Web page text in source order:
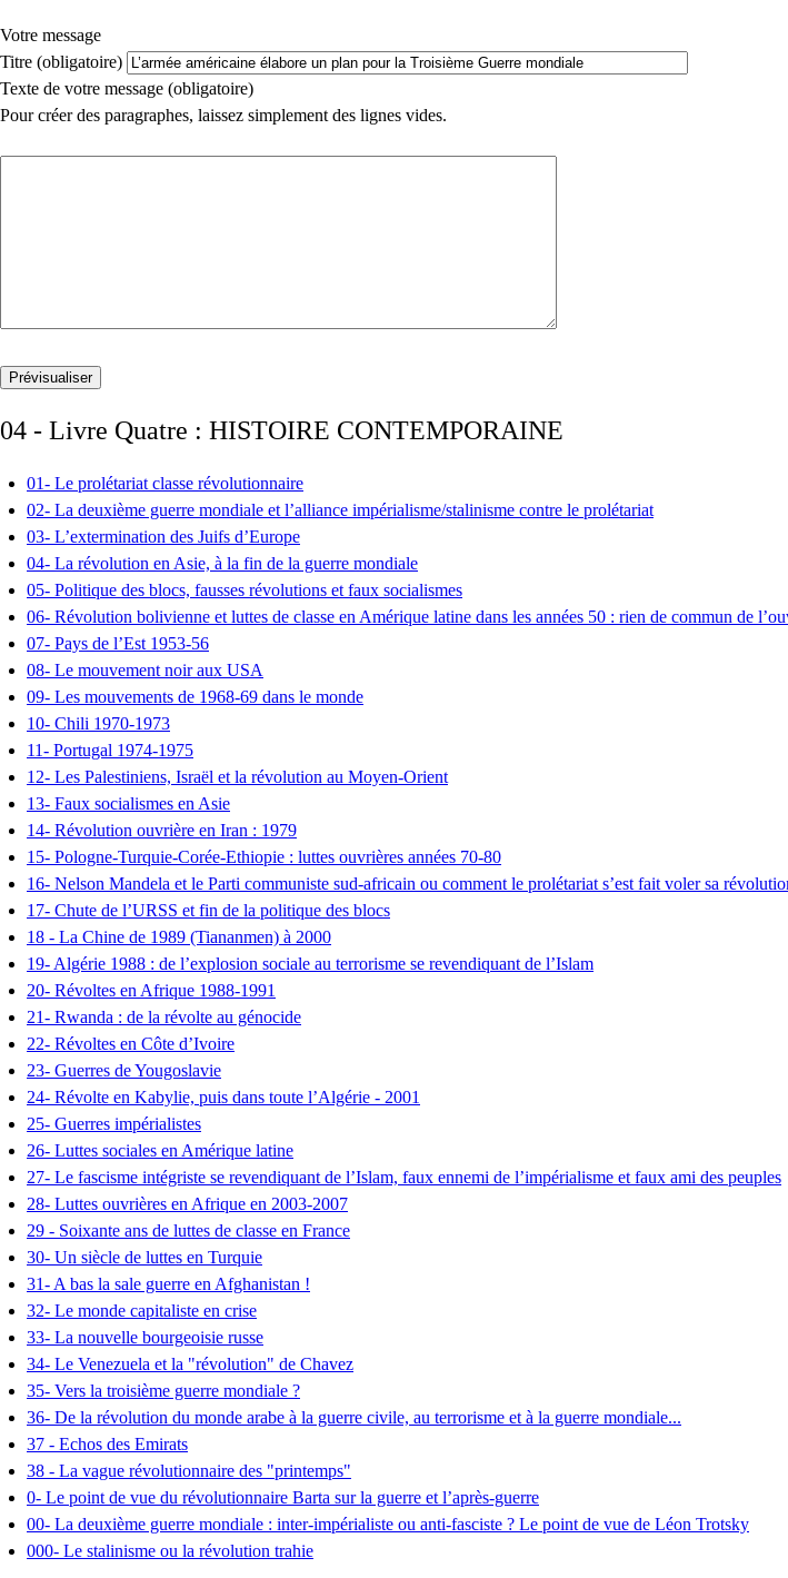
Votre message
Titre (obligatoire)
Texte de votre message (obligatoire)
Pour créer des paragraphes, laissez simplement des lignes vides.
04 - Livre Quatre : HISTOIRE CONTEMPORAINE
01- Le prolétariat classe révolutionnaire
02- La deuxième guerre mondiale et l’alliance impérialisme/stalinisme contre le prolétariat
03- L’extermination des Juifs d’Europe
04- La révolution en Asie, à la fin de la guerre mondiale
05- Politique des blocs, fausses révolutions et faux socialismes
06- Révolution bolivienne et luttes de classe en Amérique latine dans les années 50 : rien de commun de
07- Pays de l’Est 1953-56
08- Le mouvement noir aux USA
09- Les mouvements de 1968-69 dans le monde
10- Chili 1970-1973
11- Portugal 1974-1975
12- Les Palestiniens, Israël et la révolution au Moyen-Orient
13- Faux socialismes en Asie
14- Révolution ouvrière en Iran : 1979
15- Pologne-Turquie-Corée-Ethiopie : luttes ouvrières années 70-80
16- Nelson Mandela et le Parti communiste sud-africain ou comment le prolétariat s’est fait voler sa
17- Chute de l’URSS et fin de la politique des blocs
18 - La Chine de 1989 (Tiananmen) à 2000
19- Algérie 1988 : de l’explosion sociale au terrorisme se revendiquant de l’Islam
20- Révoltes en Afrique 1988-1991
21- Rwanda : de la révolte au génocide
22- Révoltes en Côte d’Ivoire
23- Guerres de Yougoslavie
24- Révolte en Kabylie, puis dans toute l’Algérie - 2001
25- Guerres impérialistes
26- Luttes sociales en Amérique latine
27- Le fascisme intégriste se revendiquant de l’Islam, faux ennemi de l’impérialisme et faux ami des peuples
28- Luttes ouvrières en Afrique en 2003-2007
29 - Soixante ans de luttes de classe en France
30- Un siècle de luttes en Turquie
31- A bas la sale guerre en Afghanistan !
32- Le monde capitaliste en crise
33- La nouvelle bourgeoisie russe
34- Le Venezuela et la "révolution" de Chavez
35- Vers la troisième guerre mondiale ?
36- De la révolution du monde arabe à la guerre civile, au terrorisme et à la guerre mondiale...
37 - Echos des Emirats
38 - La vague révolutionnaire des "printemps"
0- Le point de vue du révolutionnaire Barta sur la guerre et l’après-guerre
00- La deuxième guerre mondiale : inter-impérialiste ou anti-fasciste ? Le point de vue de Léon Trotsky
000- Le stalinisme ou la révolution trahie